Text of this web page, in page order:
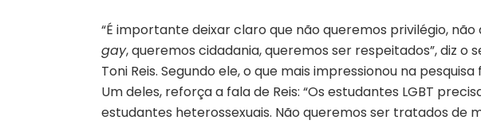
“É importante deixar claro que não queremos privilégio,
gay, queremos cidadania, queremos ser respeitados”, diz o
Toni Reis. Segundo ele, o que mais impressionou na
Um deles, reforça a fala de Reis: “Os estudantes LGBT
estudantes heterossexuais. Não queremos ser tratados de